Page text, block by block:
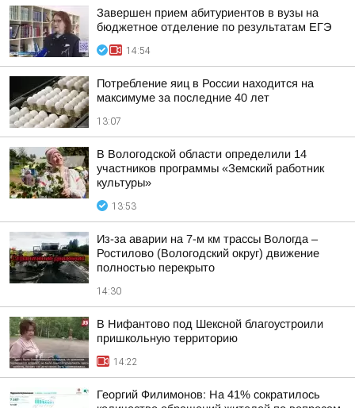
Завершен прием абитуриентов в вузы на
бюджетное отделение по результатам ЕГЭ
14:54
Потребление яиц в России находится на
максимуме за последние 40 лет
13:07
В Вологодской области определили 14
участников программы «Земский работник
культуры»
13:53
Из-за аварии на 7-м км трассы Вологда –
Ростилово (Вологодский округ) движение
полностью перекрыто
14:30
В Нифантово под Шексной благоустроили
пришкольную территорию
14:22
Георгий Филимонов: На 41% сократилось